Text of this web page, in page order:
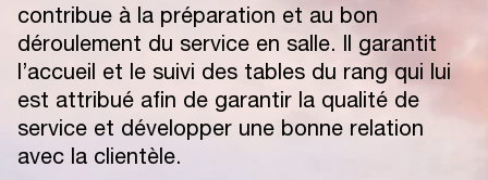
TOO M EETING & EVE NT S
FAQ – TOO HÔTEL
LE BLOG
CARRIÈ RE
contribue à la préparation et au bon
déroulement du service en salle. Il garantit
l’accueil et le suivi des tables du rang qui lui
est attribué afin de garantir la qualité de
service et développer une bonne relation
avec la clientèle.